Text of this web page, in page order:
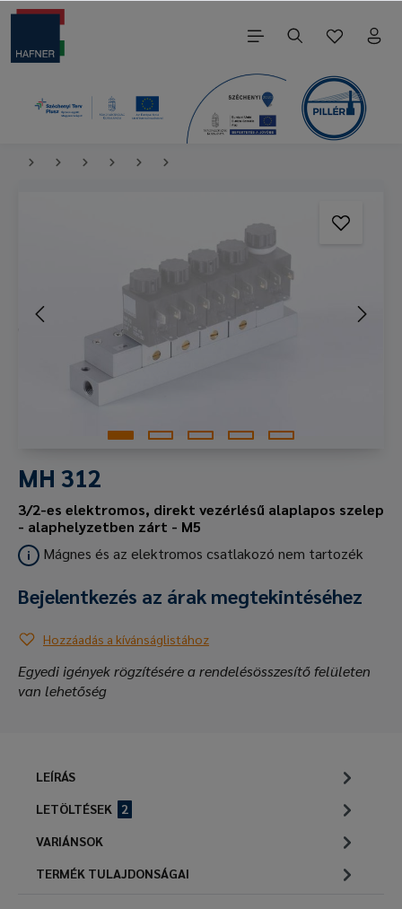
MH 312
3/2-es elektromos, direkt vezérlésű alaplapos szelep
- alaphelyzetben zárt - M5
Mágnes és az elektromos csatlakozó nem tartozék
Bejelentkezés az árak megtekintéséhez
Hozzáadás a kívánságlistához
Egyedi igények rögzítésére a rendelésösszesítő felületen
van lehetőség
LEÍRÁS
LETÖLTÉSEK
2
VARIÁNSOK
TERMÉK TULAJDONSÁGAI